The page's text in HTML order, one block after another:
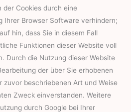
der Cookies durch eine
Ihrer Browser Software verhindern;
hin, dass Sie in diesem Fall
Funktionen dieser Website voll
Durch die Nutzung dieser Website
der über Sie erhobenen
zuvor beschriebenen Art und Weise
Zweck einverstanden. Weitere
durch Google bei Ihrer